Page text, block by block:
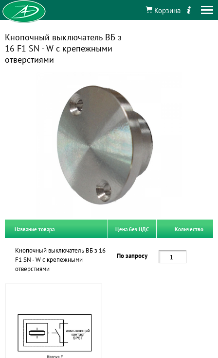
Корзина
Кнопочный выключатель ВБ з
16 F1 SN - W с крепежными
отверстиями
Название товара Цена без НДС Количество
Кнопочный выключатель ВБ з 16
F1 SN - W с крепежными
отверстиями
По запросу